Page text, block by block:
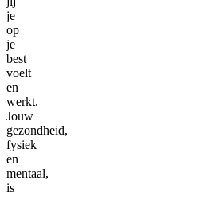
je
op
je
best
voelt
en
werkt.
Jouw
gezondheid,
fysiek
en
mentaal,
is